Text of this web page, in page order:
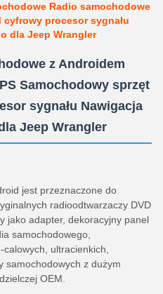
Radio samochodowe
cyfrowy procesor sygnału
dla Jeep Wrangler
z Androidem
Samochodowy sprzęt
sygnału Nawigacja
Jeep Wrangler
jest przeznaczone do
radioodtwarzaczy DVD
jako adapter, dekoracyjny panel
samochodowego,
ultracienkich,
samochodowych z dużym
OEM.